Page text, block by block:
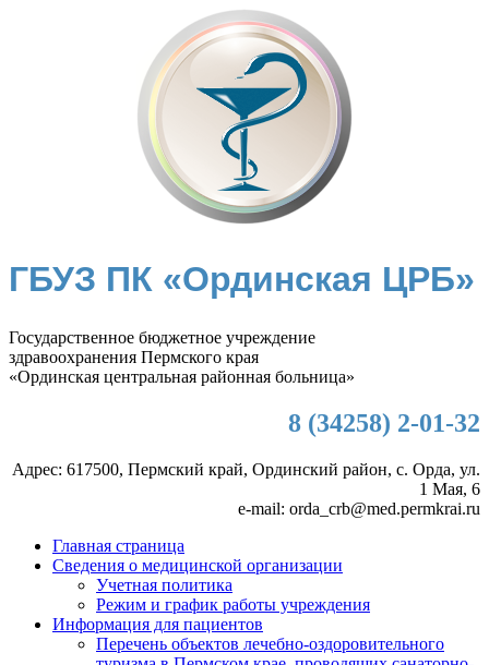
ГБУЗ ПК «Ординская ЦРБ»
Государственное бюджетное учреждение
здравоохранения Пермского края
«Ординская центральная районная больница»
8 (34258) 2-01-32
Адрес: 617500, Пермский край, Ординский район, с. Орда, ул.
1 Мая, 6
e-mail: orda_crb@med.permkrai.ru
Главная страница
Сведения о медицинской организации
Учетная политика
Режим и график работы учреждения
Информация для пациентов
Перечень объектов лечебно-оздоровительного